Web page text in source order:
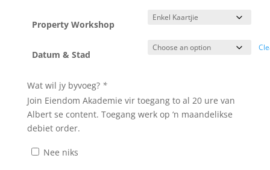
Property Workshop
Datum & Stad
Wat wil jy byvoeg? *
Join Eiendom Akademie vir toegang to al 20 ure van
Albert se content. Toegang werk op ‘n maandelikse
debiet order.
Nee niks